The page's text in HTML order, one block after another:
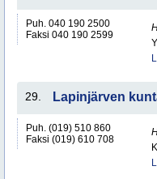
Puh. 040 190 2500
Faksi 040 190 2599
29. Lapinjärven
Puh. (019) 510 860
Faksi (019) 610 708